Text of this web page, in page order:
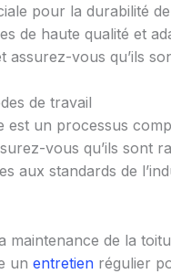
pour la durabilité
de haute qualité et
assurez-vous qu’ils
de travail
est un processus
vous qu’ils sont
aux standards de
maintenance de la
un entretien régulier